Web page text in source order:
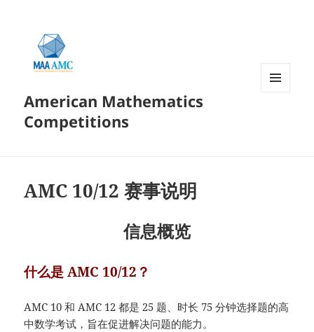
American Mathematics
Competitions
AMC 10/12 赛事说明
信息概览
什么是 AMC 10/12？
AMC 10 和 AMC 12 都是 25 题、时长 75 分钟选择题的高
中数学考试，旨在促进解决问题的能力。